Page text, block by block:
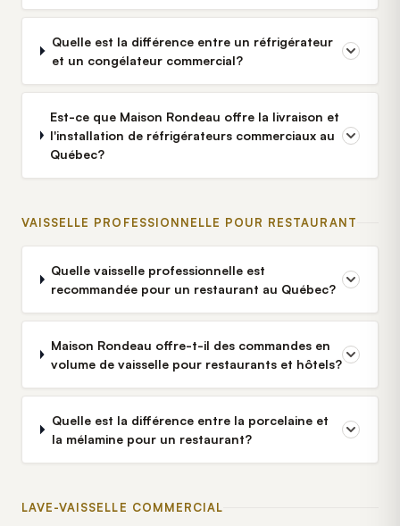
Quelle est la différence entre un réfrigérateur
et un congélateur commercial?
Est-ce que Maison Rondeau offre la livraison et
l'installation de réfrigérateurs commerciaux au
Québec?
VAISSELLE PROFESSIONNELLE POUR RESTAURANT
Quelle vaisselle professionnelle est
recommandée pour un restaurant au Québec?
Maison Rondeau offre-t-il des commandes en
volume de vaisselle pour restaurants et hôtels?
Quelle est la différence entre la porcelaine et
la mélamine pour un restaurant?
LAVE-VAISSELLE COMMERCIAL